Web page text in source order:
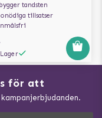
tandsten
tillsatser
för att